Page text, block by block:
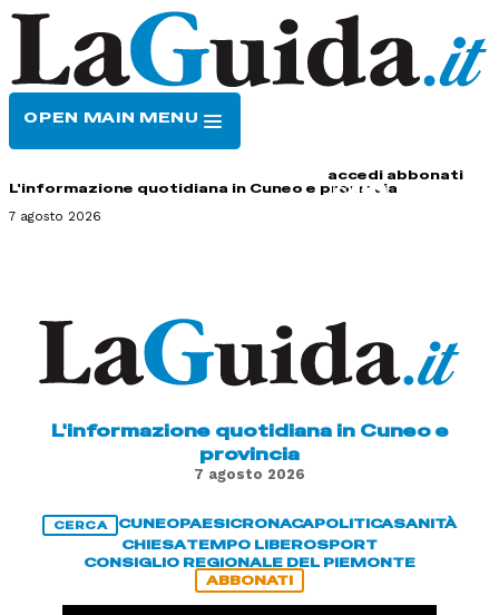
OPEN MAIN MENU
accedi abbonati
L'informazione quotidiana in Cuneo e provincia
7 agosto 2026
L'informazione quotidiana in Cuneo e
provincia
7 agosto 2026
CERCA CUNEOPAESICRONACAPOLITICASANITÀ
CHIESATEMPO LIBEROSPORT
CONSIGLIO REGIONALE DEL PIEMONTE
ABBONATI